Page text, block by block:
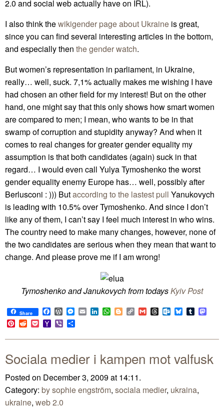
2.0 and social web actually have on IRL).
I also think thewikigender page about Ukraine is great,
since you can find several interesting articles in the bottom,
and especially then the gender watch.
But women’s representation in parliament, in Ukraine,
really… well, suck. 7,1% actually makes me wishing I have
had chosen an other field for my interest! But on the other
hand, one might say that this only shows how smart women
are compared to men; I mean, who wants to be in that
swamp of corruption and stupidity anyway? And when it
comes to real changes for greater gender equality my
assumption is that both candidates (again) suck in that
regard… I would even call Yulya Tymoshenko the worst
gender equality enemy Europe has… well, possibly after
Berlusconi : ))) Butaccording to the lastest pull Yanukovych
is leading with 10.5% over Tymoshenko. And since I don’t
like any of them, I can’t say I feel much interest in who wins.
The country need to make many changes, however, none of
the two candidates are serious when they mean that want to
change. And please prove me if I am wrong!
Tymoshenko and Janukovych from todaysKyiv Post
Share Facebook
WordPress
Messenger
EmailLinkedIn
WhatsApp
BloggerCopy
Link
GmailThreadsOutlook.com
BlueskyTumblr
Pinterest
RedditPocketYahoo
Mail
Viber
Sociala medier i kampen mot valfusk
Posted on December 3, 2009 at 14:11.
Category: by sophie engström, sociala medier, ukraina,
ukraine, web 2.0